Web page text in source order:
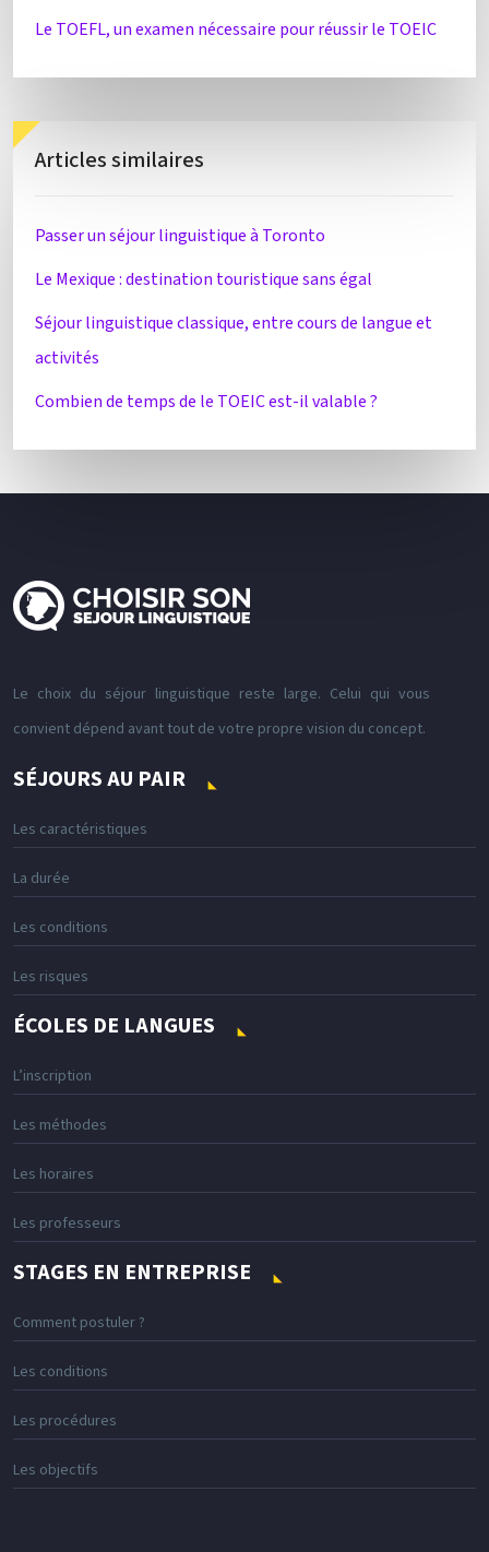
Le TOEFL, un examen nécessaire pour réussir le TOEIC
Articles similaires
Passer un séjour linguistique à Toronto
Le Mexique : destination touristique sans égal
Séjour linguistique classique, entre cours de langue et
activités
Combien de temps de le TOEIC est-il valable ?
Le choix du séjour linguistique reste large. Celui qui vous
convient dépend avant tout de votre propre vision du concept.
SÉJOURS AU PAIR
Les caractéristiques
La durée
Les conditions
Les risques
ÉCOLES DE LANGUES
L’inscription
Les méthodes
Les horaires
Les professeurs
STAGES EN ENTREPRISE
Comment postuler ?
Les conditions
Les procédures
Les objectifs